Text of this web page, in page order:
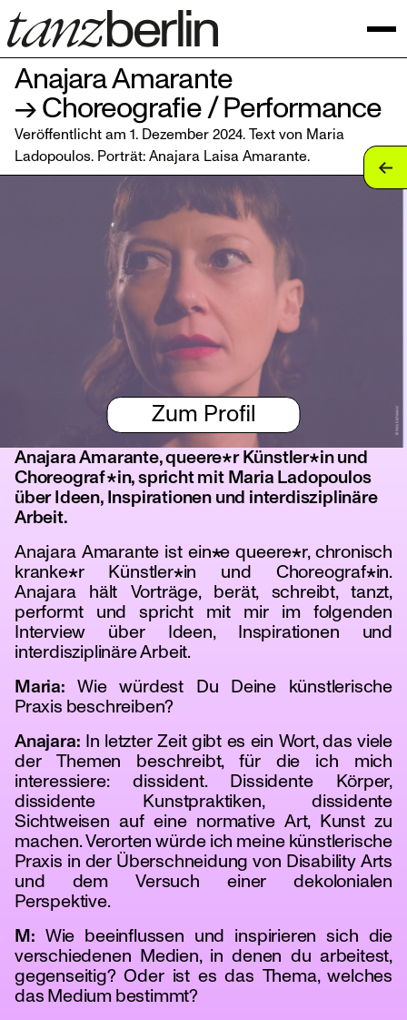
Anajara Amarante
→ Choreografie / Performance
Veröffentlicht am 1. Dezember 2024. Text von Maria
Ladopoulos. Porträt: Anajara Laisa Amarante.
Anajara Amarante, queere*r Künstler*in und
Choreograf*in, spricht mit Maria Ladopoulos
über Ideen, Inspirationen und interdisziplinäre
Arbeit.
Anajara Amarante ist ein*e queere*r, chronisch
kranke*r Künstler*in und Choreograf*in.
Anajara hält Vorträge, berät, schreibt, tanzt,
performt und spricht mit mir im folgenden
Interview über Ideen, Inspirationen und
interdisziplinäre Arbeit.
Maria:Wie würdest Du Deine künstlerische
Praxis beschreiben?
Anajara: In letzter Zeit gibt es ein Wort, das viele
der Themen beschreibt, für die ich mich
interessiere: dissident. Dissidente Körper,
dissidente Kunstpraktiken, dissidente
Sichtweisen auf eine normative Art, Kunst zu
machen. Verorten würde ich meine künstlerische
Praxis in der Überschneidung von Disability Arts
und dem Versuch einer dekolonialen
Perspektive.
M: Wie beeinflussen und inspirieren sich die
verschiedenen Medien, in denen du arbeitest,
gegenseitig? Oder ist es das Thema, welches
das Medium bestimmt?
Zum Profil